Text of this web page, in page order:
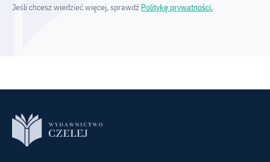
Jeśli chcesz wiedzieć więcej, sprawdź Politykę prywatności.